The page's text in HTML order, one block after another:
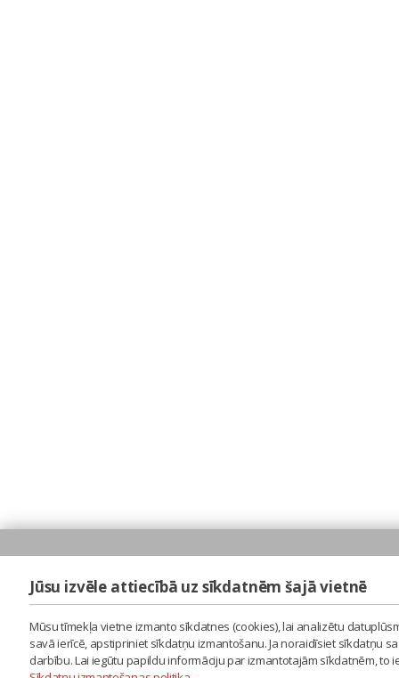
Jūsu izvēle attiecībā uz sīkdatnēm šajā vietnē
Mūsu tīmekļa vietne izmanto sīkdatnes (cookies), lai analizētu
savā ierīcē, apstipriniet sīkdatņu izmantošanu. Ja noraidīsiet sīkdatņu
darbību. Lai iegūtu papildu informāciju par izmantotajām sīkdatnēm,